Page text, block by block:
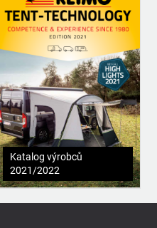
Katalog výrobců
2021/2022